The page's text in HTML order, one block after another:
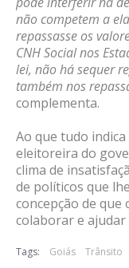
não competem a
repassasse os
CNH Social nos
lei, não há sequer
também nos
complementa.
Ao que tudo
eleitoreira do
clima de
de políticos que
concepção de
colaborar e ajudar
Tags: Goiás Trânsito